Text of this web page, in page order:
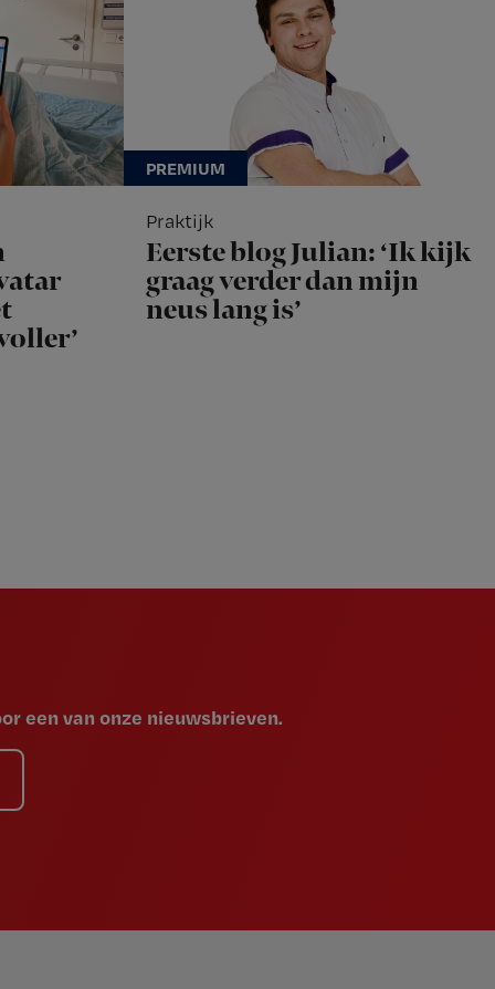
Praktijk
Eerste blog Julian: ‘Ik kijk
graag verder dan mijn
neus lang is’
een van onze nieuwsbrieven.